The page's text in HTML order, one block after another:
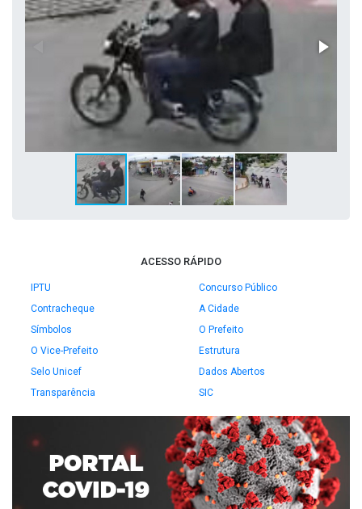
ACESSO RÁPIDO
IPTU
Concurso Público
Contracheque
A Cidade
Símbolos
O Prefeito
O Vice-Prefeito
Estrutura
Selo Unicef
Dados Abertos
Transparência
SIC